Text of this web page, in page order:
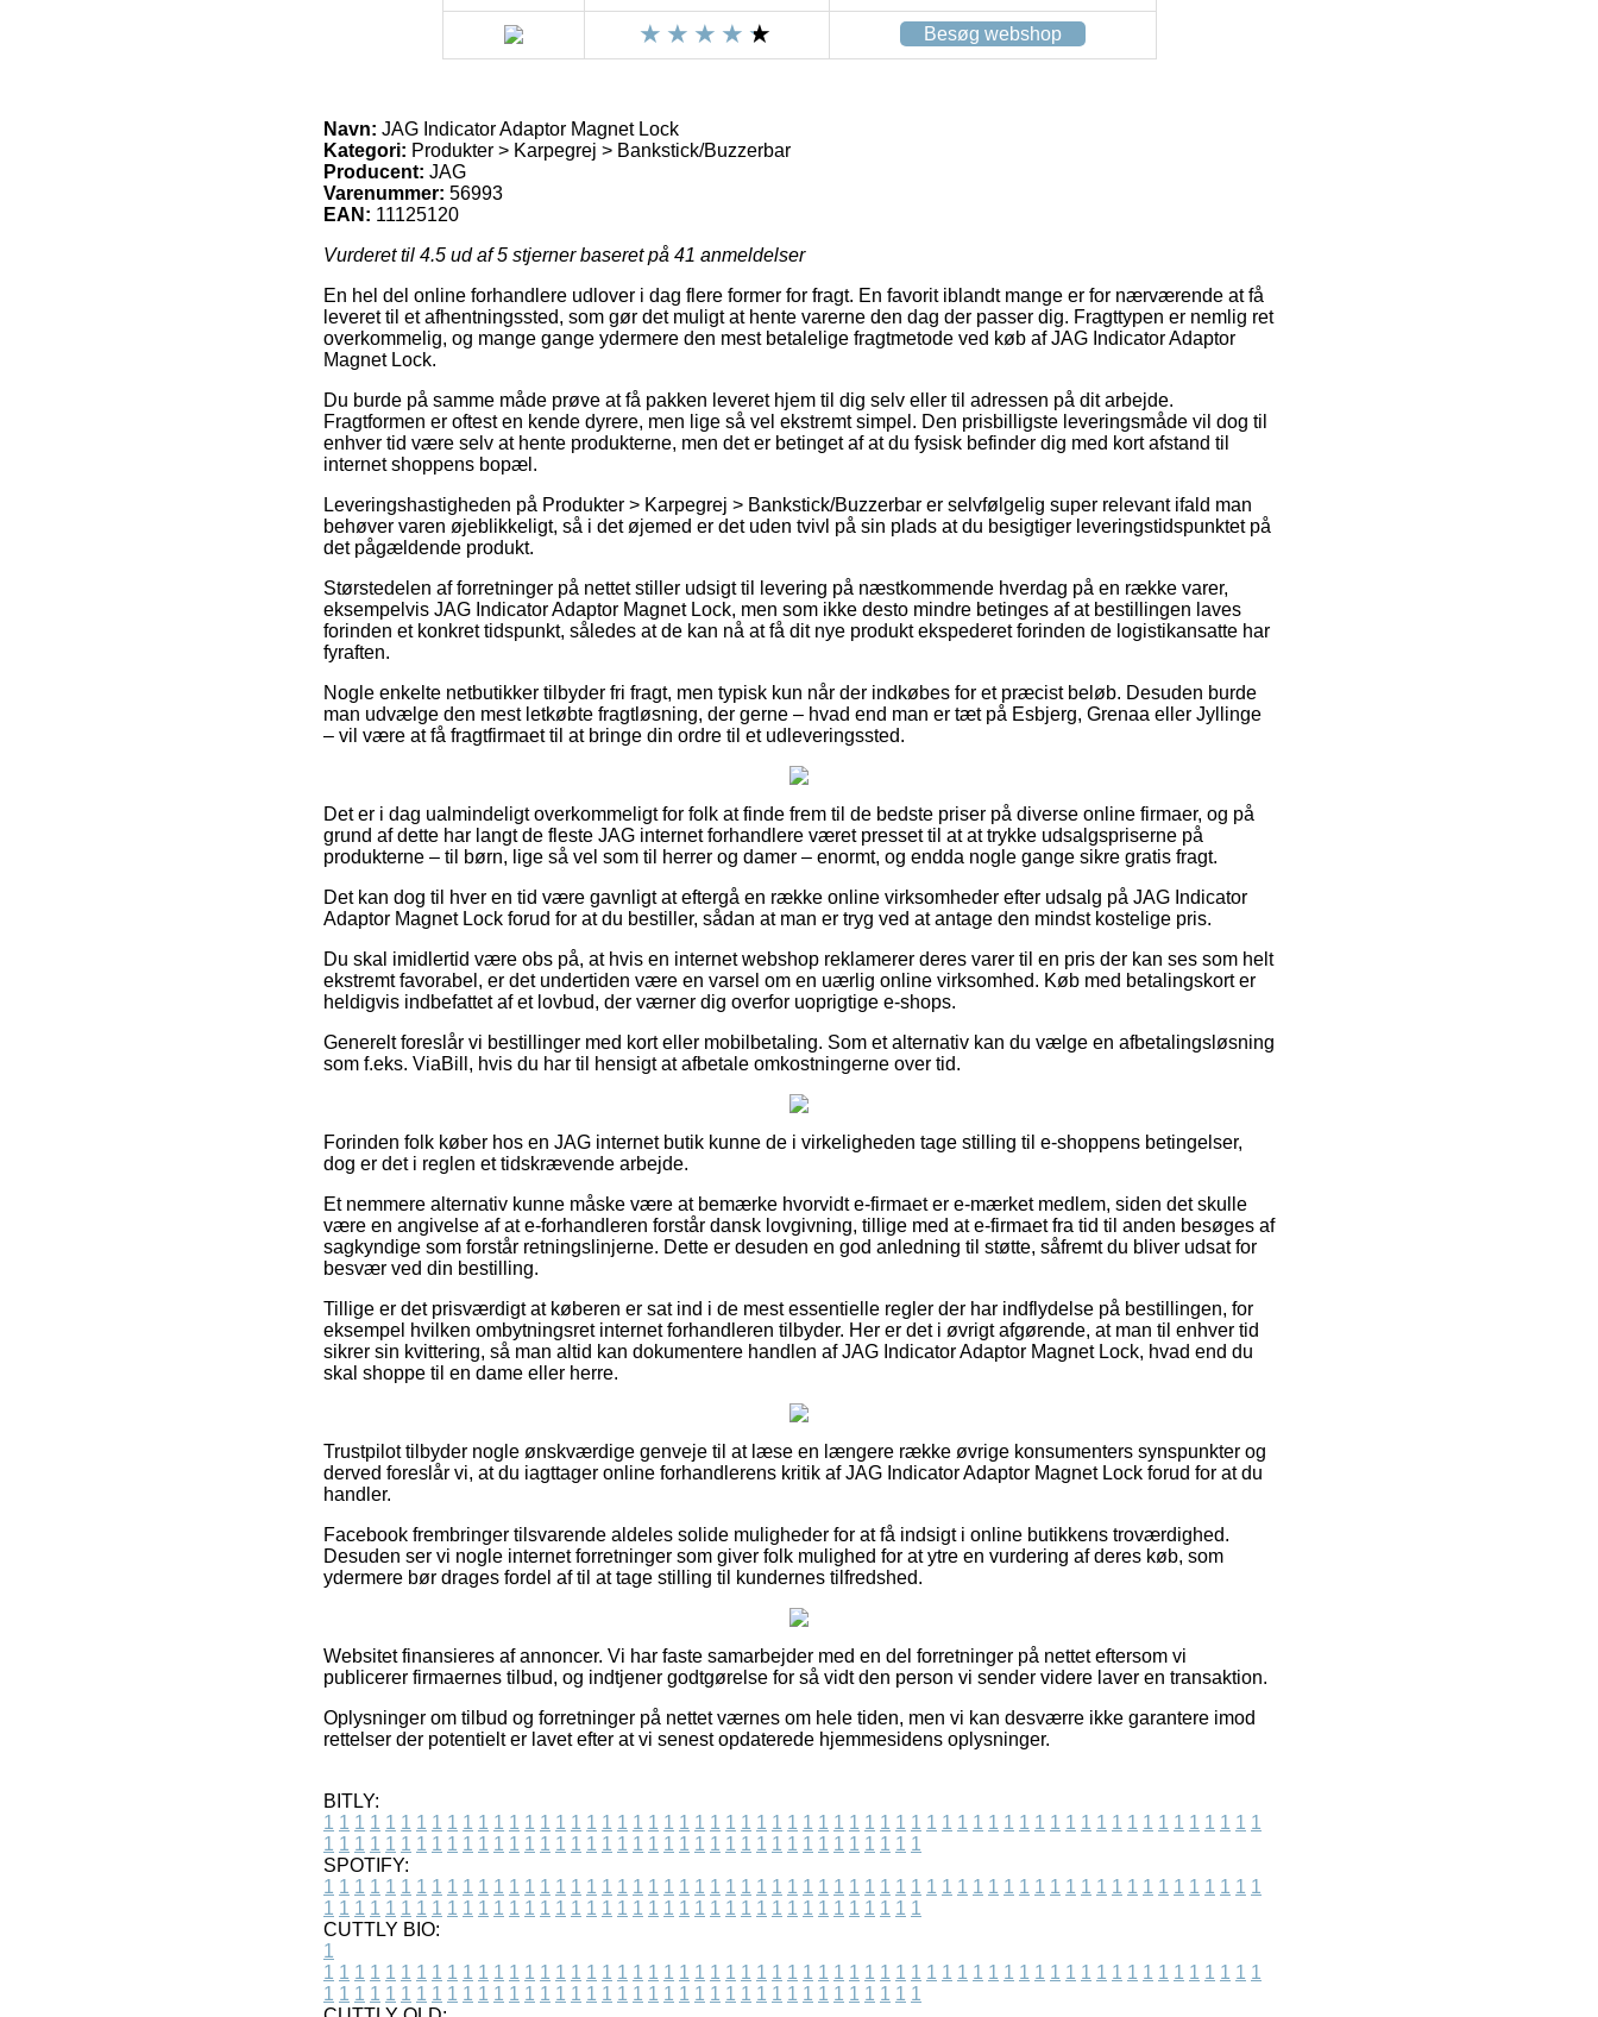
Besøg webshop
Navn: JAG Indicator Adaptor Magnet Lock
Kategori: Produkter > Karpegrej > Bankstick/Buzzerbar
Producent: JAG
Varenummer: 56993
EAN: 11125120
Vurderet til 4.5 ud af 5 stjerner baseret på 41 anmeldelser
En hel del online forhandlere udlover i dag flere former for fragt. En favorit iblandt mange er for nærværende at få
leveret til et afhentningssted, som gør det muligt at hente varerne den dag der passer dig. Fragttypen er nemlig ret
overkommelig, og mange gange ydermere den mest betalelige fragtmetode ved køb af JAG Indicator Adaptor
Magnet Lock.
Du burde på samme måde prøve at få pakken leveret hjem til dig selv eller til adressen på dit arbejde.
Fragtformen er oftest en kende dyrere, men lige så vel ekstremt simpel. Den prisbilligste leveringsmåde vil dog til
enhver tid være selv at hente produkterne, men det er betinget af at du fysisk befinder dig med kort afstand til
internet shoppens bopæl.
Leveringshastigheden på Produkter > Karpegrej > Bankstick/Buzzerbar er selvfølgelig super relevant ifald man
behøver varen øjeblikkeligt, så i det øjemed er det uden tvivl på sin plads at du besigtiger leveringstidspunktet på
det pågældende produkt.
Størstedelen af forretninger på nettet stiller udsigt til levering på næstkommende hverdag på en række varer,
eksempelvis JAG Indicator Adaptor Magnet Lock, men som ikke desto mindre betinges af at bestillingen laves
forinden et konkret tidspunkt, således at de kan nå at få dit nye produkt ekspederet forinden de logistikansatte har
fyraften.
Nogle enkelte netbutikker tilbyder fri fragt, men typisk kun når der indkøbes for et præcist beløb. Desuden burde
man udvælge den mest letkøbte fragtløsning, der gerne – hvad end man er tæt på Esbjerg, Grenaa eller Jyllinge
– vil være at få fragtfirmaet til at bringe din ordre til et udleveringssted.
Det er i dag ualmindeligt overkommeligt for folk at finde frem til de bedste priser på diverse online firmaer, og på
grund af dette har langt de fleste JAG internet forhandlere været presset til at at trykke udsalgspriserne på
produkterne – til børn, lige så vel som til herrer og damer – enormt, og endda nogle gange sikre gratis fragt.
Det kan dog til hver en tid være gavnligt at eftergå en række online virksomheder efter udsalg på JAG Indicator
Adaptor Magnet Lock forud for at du bestiller, sådan at man er tryg ved at antage den mindst kostelige pris.
Du skal imidlertid være obs på, at hvis en internet webshop reklamerer deres varer til en pris der kan ses som helt
ekstremt favorabel, er det undertiden være en varsel om en uærlig online virksomhed. Køb med betalingskort er
heldigvis indbefattet af et lovbud, der værner dig overfor uoprigtige e-shops.
Generelt foreslår vi bestillinger med kort eller mobilbetaling. Som et alternativ kan du vælge en afbetalingsløsning
som f.eks. ViaBill, hvis du har til hensigt at afbetale omkostningerne over tid.
Forinden folk køber hos en JAG internet butik kunne de i virkeligheden tage stilling til e-shoppens betingelser,
dog er det i reglen et tidskrævende arbejde.
Et nemmere alternativ kunne måske være at bemærke hvorvidt e-firmaet er e-mærket medlem, siden det skulle
være en angivelse af at e-forhandleren forstår dansk lovgivning, tillige med at e-firmaet fra tid til anden besøges af
sagkyndige som forstår retningslinjerne. Dette er desuden en god anledning til støtte, såfremt du bliver udsat for
besvær ved din bestilling.
Tillige er det prisværdigt at køberen er sat ind i de mest essentielle regler der har indflydelse på bestillingen, for
eksempel hvilken ombytningsret internet forhandleren tilbyder. Her er det i øvrigt afgørende, at man til enhver tid
sikrer sin kvittering, så man altid kan dokumentere handlen af JAG Indicator Adaptor Magnet Lock, hvad end du
skal shoppe til en dame eller herre.
Trustpilot tilbyder nogle ønskværdige genveje til at læse en længere række øvrige konsumenters synspunkter og
derved foreslår vi, at du iagttager online forhandlerens kritik af JAG Indicator Adaptor Magnet Lock forud for at du
handler.
Facebook frembringer tilsvarende aldeles solide muligheder for at få indsigt i online butikkens troværdighed.
Desuden ser vi nogle internet forretninger som giver folk mulighed for at ytre en vurdering af deres køb, som
ydermere bør drages fordel af til at tage stilling til kundernes tilfredshed.
Websitet finansieres af annoncer. Vi har faste samarbejder med en del forretninger på nettet eftersom vi
publicerer firmaernes tilbud, og indtjener godtgørelse for så vidt den person vi sender videre laver en transaktion.
Oplysninger om tilbud og forretninger på nettet værnes om hele tiden, men vi kan desværre ikke garantere imod
rettelser der potentielt er lavet efter at vi senest opdaterede hjemmesidens oplysninger.
BITLY:
1 1 1 1 1 1 1 1 1 1 1 1 1 1 1 1 1 1 1 1 1 1 1 1 1 1 1 1 1 1 1 1 1 1 1 1 1 1 1 1 1 1 1 1 1 1 1 1 1 1 1 1 1 1 1 1 1 1 1 1 1
1 1 1 1 1 1 1 1 1 1 1 1 1 1 1 1 1 1 1 1 1 1 1 1 1 1 1 1 1 1 1 1 1 1 1 1 1 1 1
SPOTIFY:
1 1 1 1 1 1 1 1 1 1 1 1 1 1 1 1 1 1 1 1 1 1 1 1 1 1 1 1 1 1 1 1 1 1 1 1 1 1 1 1 1 1 1 1 1 1 1 1 1 1 1 1 1 1 1 1 1 1 1 1 1
1 1 1 1 1 1 1 1 1 1 1 1 1 1 1 1 1 1 1 1 1 1 1 1 1 1 1 1 1 1 1 1 1 1 1 1 1 1 1
CUTTLY BIO:
1
1 1 1 1 1 1 1 1 1 1 1 1 1 1 1 1 1 1 1 1 1 1 1 1 1 1 1 1 1 1 1 1 1 1 1 1 1 1 1 1 1 1 1 1 1 1 1 1 1 1 1 1 1 1 1 1 1 1 1 1 1
1 1 1 1 1 1 1 1 1 1 1 1 1 1 1 1 1 1 1 1 1 1 1 1 1 1 1 1 1 1 1 1 1 1 1 1 1 1 1